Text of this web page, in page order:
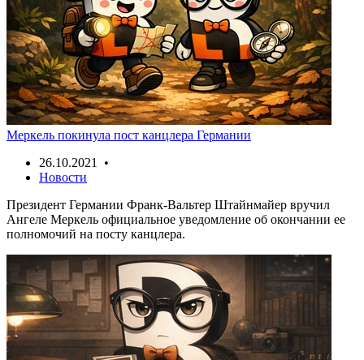
Меркель покинула пост канцлера Германии
26.10.2021 •
Новости
Президент Германии Франк-Вальтер Штайнмайер вручил
Ангеле Меркель официальное уведомление об окончании ее
полномочий на посту канцлера.